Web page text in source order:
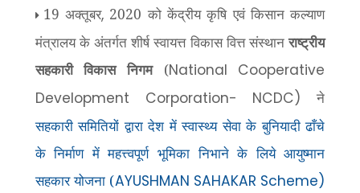
19 अक्तूबर, 2020 को केंद्रीय कृषि एवं किसान कल्याण
मंत्रालय के अंतर्गत शीर्ष स्वायत्त विकास वित्त संस्थानराष्ट्रीय
सहकारी विकास निगम(National Cooperative
Development Corporation- NCDC)ने
सहकारी समितियों द्वारा देश में स्वास्थ्य सेवा के बुनियादी ढाँचे
के निर्माण में महत्त्वपूर्ण भूमिका निभाने के लिये आयुष्मान
सहकार योजना (AYUSHMAN SAHAKAR Scheme)